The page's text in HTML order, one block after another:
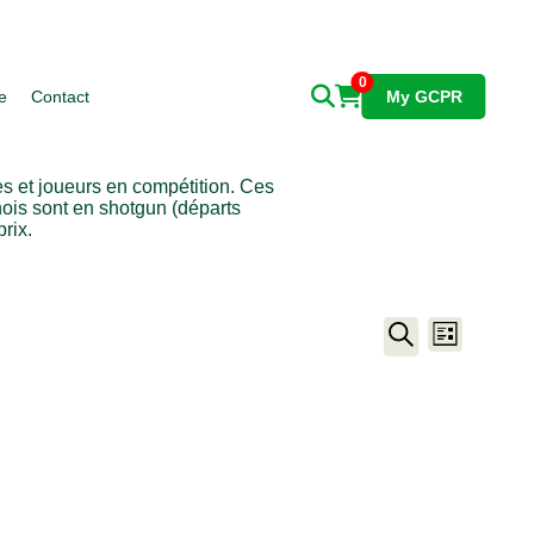
Contact
0
My GCPR
et joueurs en compétition. Ces
sont en shotgun (départs
Recherche
Liste